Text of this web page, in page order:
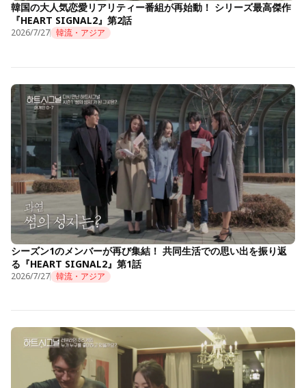
韓国の大人気恋愛リアリティー番組が再始動！ シリーズ最高傑作
『HEART SIGNAL2』第2話
2026/7/27 韓流・アジア
シーズン1のメンバーが再び集結！ 共同生活での思い出を振り返
る『HEART SIGNAL2』第1話
2026/7/27 韓流・アジア